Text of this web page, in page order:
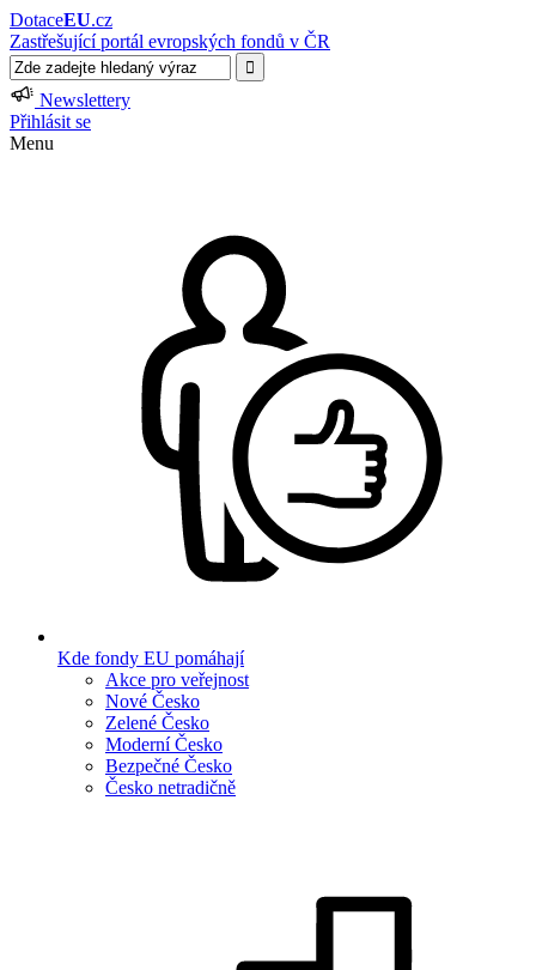
DotaceEU.cz
Zastřešující portál evropských fondů v ČR
Newslettery
Přihlásit se
Menu
Kde fondy EU pomáhají
Akce pro veřejnost
Nové Česko
Zelené Česko
Moderní Česko
Bezpečné Česko
Česko netradičně